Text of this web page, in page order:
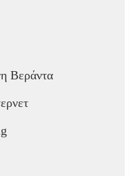
Βεράντα